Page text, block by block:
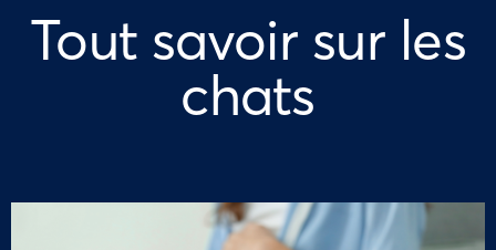
Tout savoir sur les
chats